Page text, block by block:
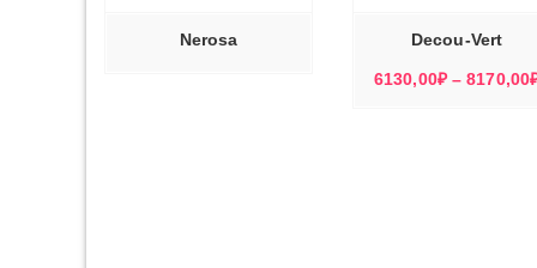
Nerosa МОЖНО
ВЫБРАТЬ
СТРАНИЦЕ
ТОВАРА.
Decou-Vert
6130,00₽ – 8170,00